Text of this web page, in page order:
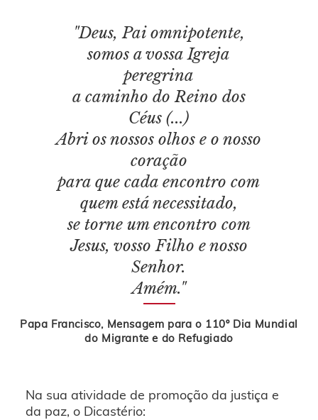
"Deus, Pai omnipotente,
somos a vossa Igreja
peregrina
a caminho do Reino dos
Céus (...)
Abri os nossos olhos e o nosso
coração
para que cada encontro com
quem está necessitado,
se torne um encontro com
Jesus, vosso Filho e nosso
Senhor.
Amém."
Papa Francisco, Mensagem para o 110º Dia Mundial
do Migrante e do Refugiado
Na sua atividade de promoção da justiça e
da paz, o Dicastério: